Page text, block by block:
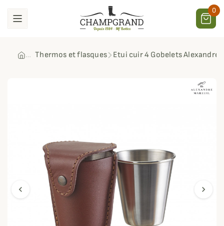
0
Thermos et flasques Etui cuir 4 Gobelets Alexandre
chevron_left chevron_right